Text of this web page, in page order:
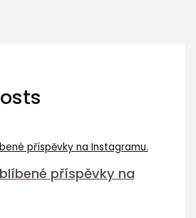
příspěvky na